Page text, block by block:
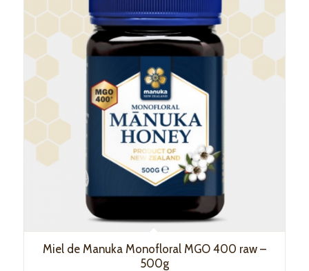
Miel de Manuka Monofloral MGO 400 raw –
500g